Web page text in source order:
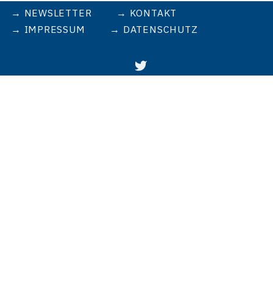
NEWSLETTER
KONTAKT
IMPRESSUM
DATENSCHUTZ